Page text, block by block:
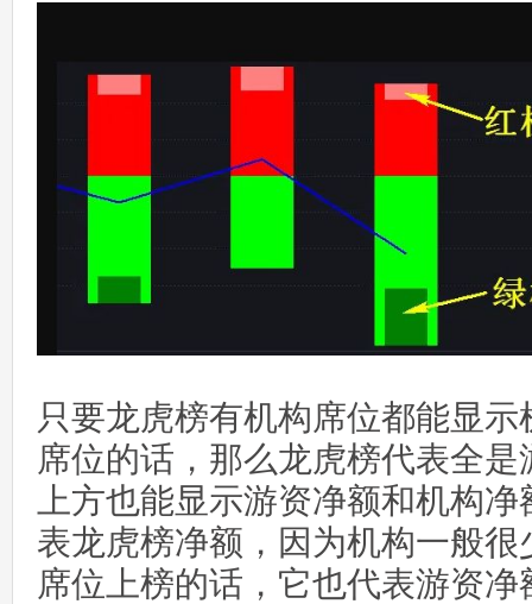
只要龙虎榜有机构席位都能显
席位的话，那么龙虎榜代表全
上方也能显示游资净额和机构
表龙虎榜净额，因为机构一般
席位上榜的话，它也代表游资净